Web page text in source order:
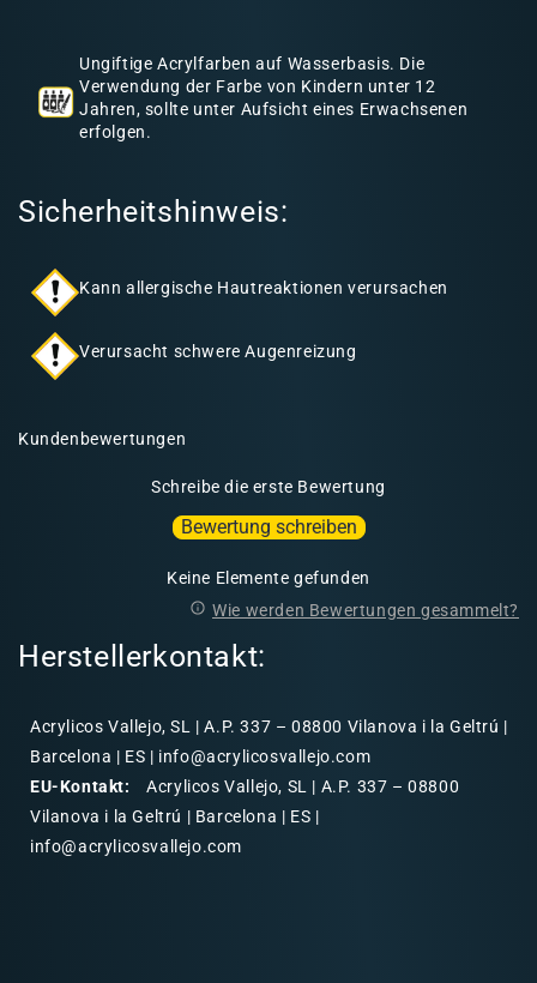
Ungiftige Acrylfarben auf Wasserbasis. Die
Verwendung der Farbe von Kindern unter 12
Jahren, sollte unter Aufsicht eines Erwachsenen
erfolgen.
Sicherheitshinweis:
Kann allergische Hautreaktionen verursachen
Verursacht schwere Augenreizung
Kundenbewertungen
Schreibe die erste Bewertung
Bewertung schreiben
Keine Elemente gefunden
Wie werden Bewertungen gesammelt?
Herstellerkontakt:
Acrylicos Vallejo, SL | A.P. 337 – 08800 Vilanova i la Geltrú |
Barcelona | ES | info@acrylicosvallejo.com
EU-Kontakt:
Acrylicos Vallejo, SL | A.P. 337 – 08800
Vilanova i la Geltrú | Barcelona | ES |
info@acrylicosvallejo.com